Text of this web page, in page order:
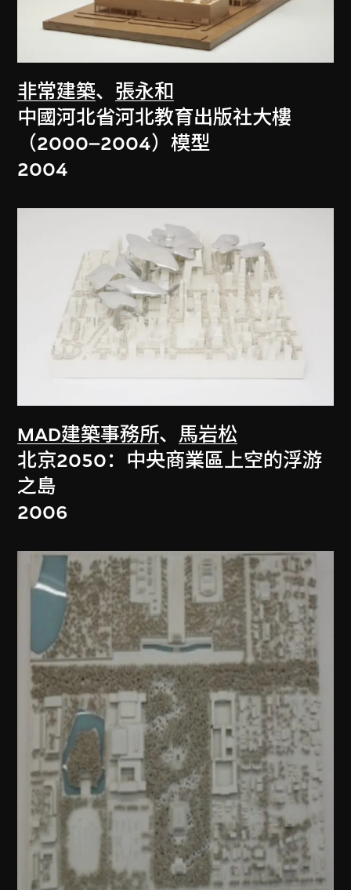
非常建築、 張永和
中國河北省河北教育出版社大樓
（2000–2004）模型
2004
MAD建築事務所、 馬岩松
北京2050：中央商業區上空的浮游
之島
2006